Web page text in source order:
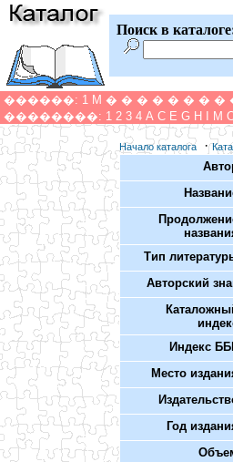
Поиск в
������: 1 M � � � � � � � �
��������: 1 2 3 4 A C E G H M
Начало каталога ·
Тип
Авторский
Индекс
Место
Год